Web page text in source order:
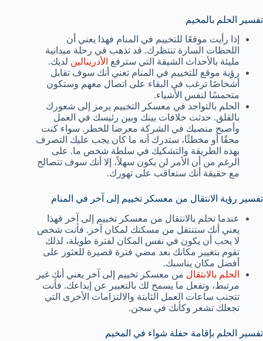
تفسير الحلم بالمخيم
إذا رأيت موقعًا للتخييم في المنام فهذا يعني أن
اللحظات السارة تنتظرك. قد تذهب في رحلة ميدانية
مليئة بالأحداث الشيقة التي سترفع الأدرينالين لديك.
رؤية موقع للتخييم في المنام تعني أنك سوف تقابل
أشخاصًا ترغب في البقاء على اتصال معهم وستكون
متحمسًا لنفس الأشياء.
الحلم بالتواجد في معسكر التخييم يرمز إلى شعورك
بالقلق. حدثت خلافات بينك وبين رئيسك في العمل
وأصبح منصبك في الشركة معرضا للخطر. سواء كنت
محقًا أو مخطئًا، ستدرك أنه ما كان يجب عليك التصرف
بهذه الطريقة والتشكيك في سلطة شخص ما. على
الرغم من أن الأمر لن يكون سهلاً، إلا أنك سوف تتصالح
مع حقيقة أنك ستعاقب على تهورك.
تفسير رؤية الانتقال من معسكر تخييم إلى آخر في المنام
عندما تحلم بالانتقال من معسكر تخييم إلى آخر فهذا
يعني أنك ستنتقل من مسكنك لمكان آخر. فأنت شخص
لا يحب أن يكون في نفس المكان لفترة طويلة، لذلك
تقوم بتغيير مكانك بعد مضي فترة قصيرة للعثور على
أفضل مكان يناسبك.
الحلم بالانتقال من معسكر تخييم إلى آخر يعني أنك غير
مرتبط، وتفعل ما يسمح لك بالتعبير عن إبداعك. فأنت
تتجنب ساعات العمل الثابتة والالتزامات الأخرى التي
تجعلك تشعر وكأنك في سجن.
تفسير الحلم بإقامة حفلة شواء في المخيم